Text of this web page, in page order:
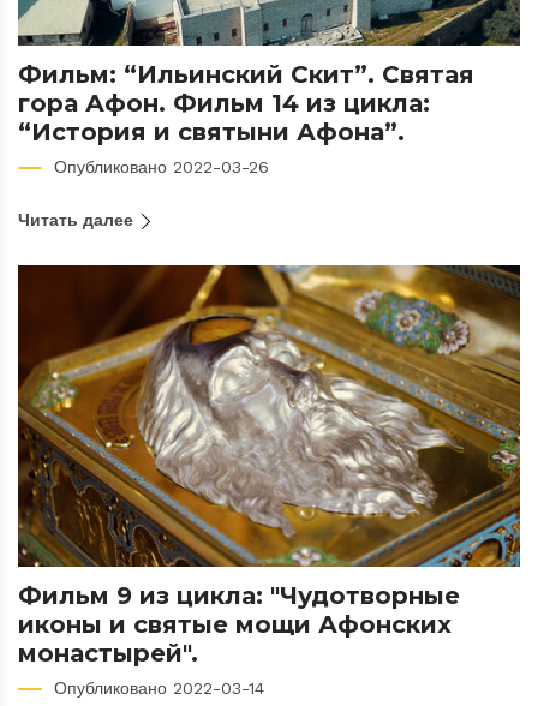
Фильм: “Ильинский Скит”. Святая
гора Афон. Фильм 14 из цикла:
“История и святыни Афона”.
Опубликовано 2022-03-26
Читать далее
Фильм 9 из цикла: "Чудотворные
иконы и святые мощи Афонских
монастырей".
Опубликовано 2022-03-14